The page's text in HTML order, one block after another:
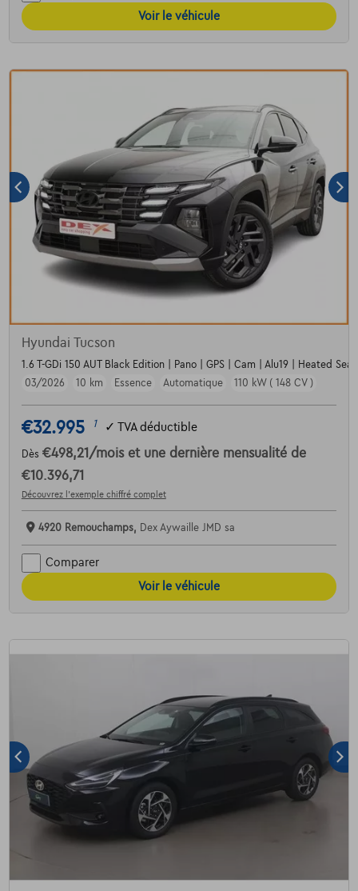
Voir le véhicule
Hyundai Tucson
1.6 T-GDi 150 AUT Black Edition | Pano | GPS | Cam | Alu19 | Heated
03/2026
10 km Essence Automatique 110 kW ( 148 CV )
€32.995 1 ✓ TVA déductible
Dès €498,21 /mois et une dernière mensualité de
€10.396,71
Découvrez l’exemple chiffré complet
4920 Remouchamps, Dex Aywaille JMD sa
Comparer
Voir le véhicule